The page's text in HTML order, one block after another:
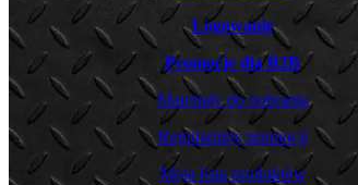
Logowanie
Promocje dla B2B
Materiały do pobrania
Regulaminy promocji
Moja lista produktów